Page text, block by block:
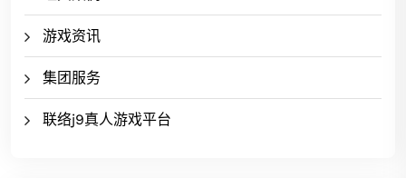
游戏资讯
集团服务
联络j9真人游戏平台